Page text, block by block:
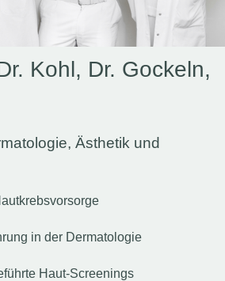
Kohl, Dr. Gockeln,
Ästhetik und
in der Dermatologie
Haut-Screenings